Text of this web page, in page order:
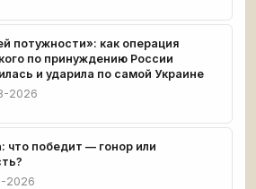
потужности»: как операция
по принуждению России
и ударила по самой Украине
2026
что победит — гонор или
2026